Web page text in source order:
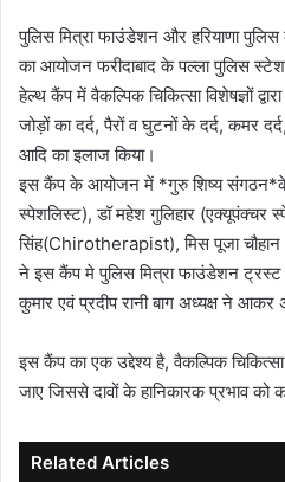
पुलिस मित्रा फाउंडेशन और हरियाणा
का आयोजन फरीदाबाद के पल्ला पुलिस
हेल्थ कैंप में वैकल्पिक चिकित्सा विशेषज्ञों
जोड़ों का दर्द, पैरों व घुटनों के दर्द, कमर
आदि का इलाज किया।
इस कैंप के आयोजन में *गुरु शिष्य संगठन*के
स्पेशलिस्ट), डॉ महेश गुलिहार (एक्यूपंक्चर
सिंह(Chirotherapist), मिस पूजा
ने इस कैंप मे पुलिस मित्रा फाउंडेशन ट्रस्ट
कुमार एवं प्रदीप रानी बाग अध्यक्ष ने आकर
इस कैंप का एक उद्देश्य है, वैकल्पिक चिकित्सा
जाए जिससे दावों के हानिकारक प्रभाव को
Related Articles